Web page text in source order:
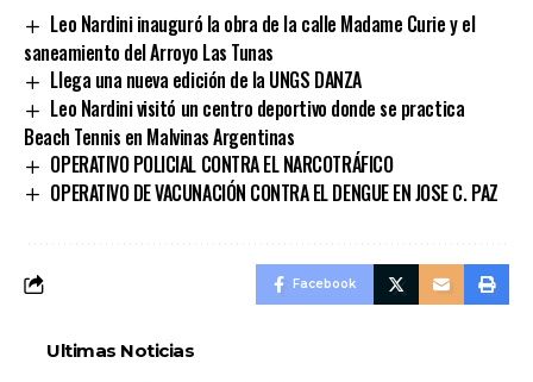
Leo Nardini inauguró la obra de la calle Madame Curie y el
saneamiento del Arroyo Las Tunas
Llega una nueva edición de la UNGS DANZA
Leo Nardini visitó un centro deportivo donde se practica
Beach Tennis en Malvinas Argentinas
OPERATIVO POLICIAL CONTRA EL NARCOTRÁFICO
OPERATIVO DE VACUNACIÓN CONTRA EL DENGUE EN JOSE C. PAZ
Facebook
Ultimas Noticias